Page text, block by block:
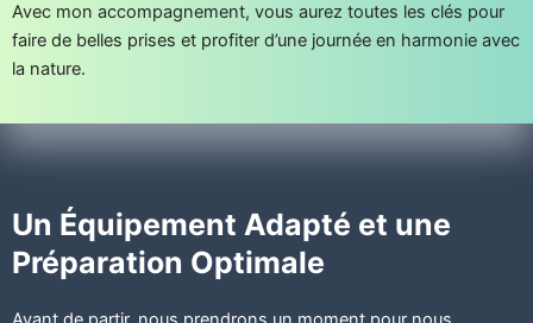
Avec mon accompagnement, vous aurez toutes les clés pour
faire de belles prises et profiter d’une journée en harmonie avec
la nature.
Un Équipement Adapté et une
Préparation Optimale